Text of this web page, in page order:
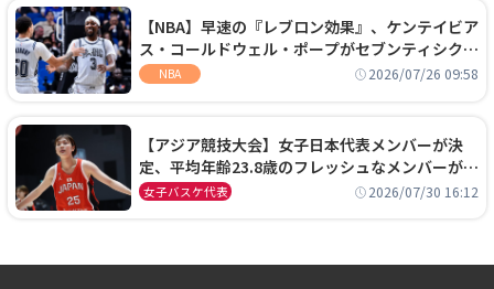
【NBA】早速の『レブロン効果』、ケンテイビア
ス・コールドウェル・ポープがセブンティシクサ
ーズに1年契約で加入
NBA 2026/07/26 09:58
【アジア競技大会】女子日本代表メンバーが決
定、平均年齢23.8歳のフレッシュなメンバーが日
本開催の大舞台で頂点を狙う
女子バスケ代表 2026/07/30 16:12